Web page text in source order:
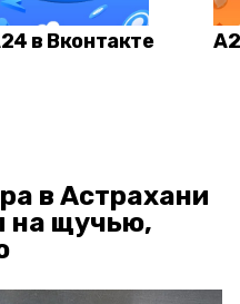
в Вконтакте
в Астрахани
на щучью,